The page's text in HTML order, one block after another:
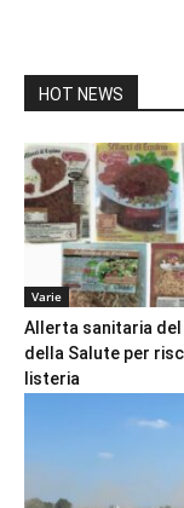
HOT NEWS
Varie
Allerta sanitaria
della Salute per
listeria